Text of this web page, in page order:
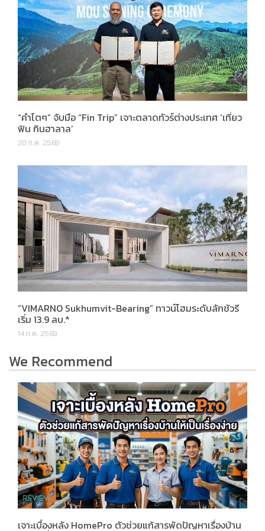
“คำโตๆ” จับมือ “Fin Trip” เจาะตลาดทัวร์ต่างประเทศ ‘เที่ยว
ฟิน กินฮาลาล’
20 ก.ค. 2569
“VIMARNO Sukhumvit-Bearing” ทาวน์โฮมระดับลักชัวรี
เริ่ม 13.9 ลบ.*
14 ก.ค. 2569
We Recommend
เจาะเบื้องหลัง HomePro ตัวช่วยแก้สารพัดปัญหาเรื่องบ้าน